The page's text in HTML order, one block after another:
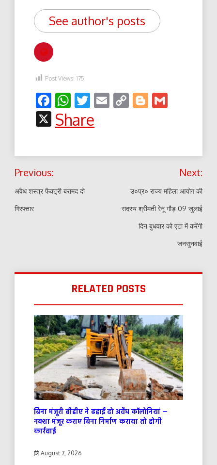
See author's posts
Post Views: 175
Facebook
WhatsApp
Twitter
EmailCopyBlogger
X
Share
Post
navigation
Previous:
अवैध शस्त्र फैक्ट्री बरामद दो
गिरफ्तार
Next:
उ०प्र० राज्य महिला आयोग की
सदस्य श्रीमती रेनू गौड़ 09 जुलाई
दिन बुधवार को एटा में करेंगी
जनसुनवाई
RELATED POSTS
बिना मंजूरी बीडीए ने ढहाईं दो अवैध कॉलोनियां —
नक्शा मंजूर कराए बिना निर्माण कराया तो होगी
कार्रवाई
August 7, 2026